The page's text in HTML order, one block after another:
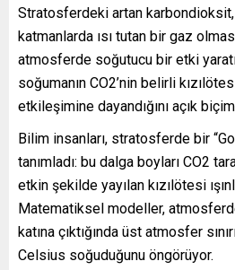
Stratosferdeki artan karbondioksit,
katmanlarda ısı tutan bir gaz
atmosferde soğutucu bir etki
soğumanın CO2’nin belirli
etkileşimine dayandığını açık
Bilim insanları, stratosferde bir
tanımladı: bu dalga boyları CO2
etkin şekilde yayılan kızılötesi
Matematiksel modeller,
katına çıktığında üst atmosfer
Celsius soğuduğunu öngörüyor.